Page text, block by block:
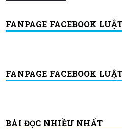
FANPAGE FACEBOOK
FANPAGE FACEBOOK
BÀI ĐỌC NHIỀU NHẤT